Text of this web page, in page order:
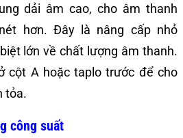
dải âm cao, cho âm thanh
hơn. Đây là nâng cấp nhỏ
lớn về chất lượng âm thanh.
cột A hoặc taplo trước để cho
tỏa.
công suất